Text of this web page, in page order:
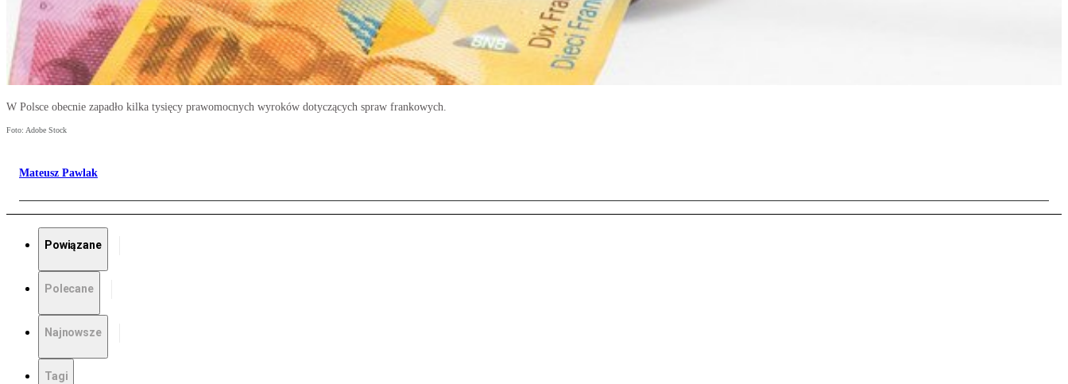
W Polsce obecnie zapadło kilka tysięcy prawomocnych wyroków dotyczących spraw frankowych.
Foto: Adobe Stock
Mateusz Pawlak
Powiązane
Polecane
Najnowsze
Tagi